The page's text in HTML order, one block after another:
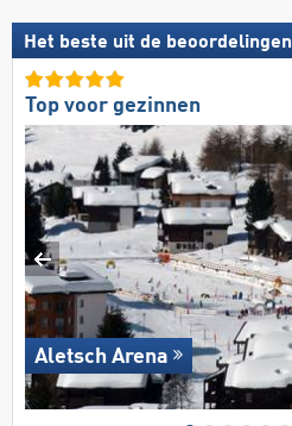
Het beste uit de beoordelingen
Top voor gezinnen
Aletsch Arena